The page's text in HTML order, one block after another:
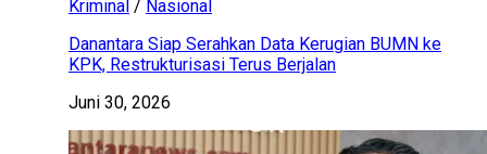
Kriminal / Nasional
Danantara Siap Serahkan Data Kerugian BUMN ke
KPK, Restrukturisasi Terus Berjalan
Juni 30, 2026